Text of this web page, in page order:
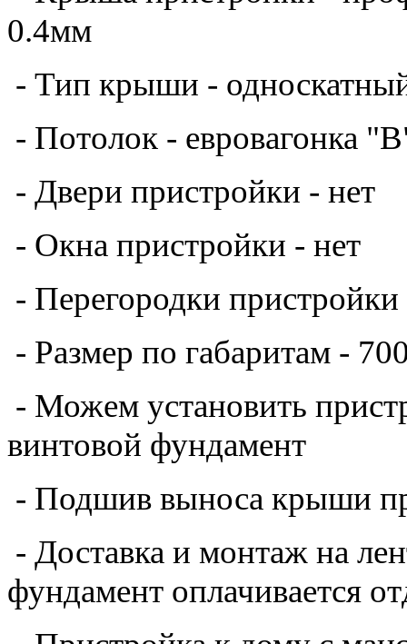
- Размер по габаритам -
- Можем установить
винтовой фундамент
- Подшив выноса крыши
- Доставка и монтаж на
фундамент оплачивается
- Пристройка к дому с
пристройки любых
Пристройкак дому- это
жилой и нежилой площади
Пристройка к дому
работ приятно удивит